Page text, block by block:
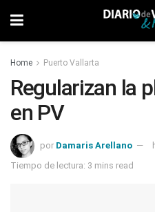
Home Puerto Vallarta
Regularizan la
en PV
por Damaris Arellano
Tiempo de lectura: 3 mins read